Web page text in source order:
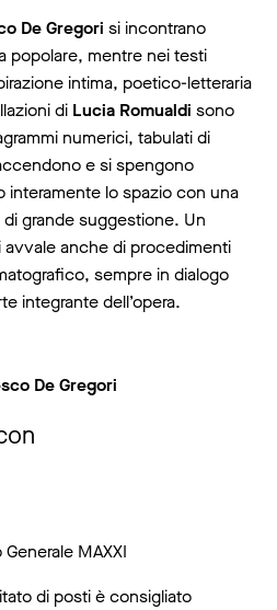
De Gregori si incontrano
popolare, mentre nei testi
intima, poetico-letteraria
di Lucia Romualdi sono
numerici, tabulati di
e si spengono
lo spazio con una
grande suggestione. Un
anche di procedimenti
sempre in dialogo
integrante dell’opera.
De Gregori
MAXXI
di posti è consigliato